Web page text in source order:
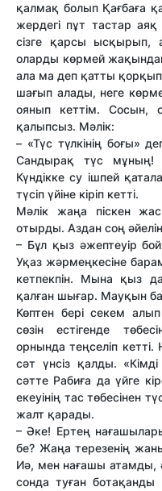
қалмақ болып Қағбаға
жердегі пұт тастар
сізге қарсы ысқырып,
оларды көрмей
ала ма деп қатты
шағып алады, неге
оянып кеттім. Сосын,
қалыпсыз. Мәлік:
– «Түс түлкінің боғы»
Сандырақ түс мұның!
Күндікке су ішпей
түсіп үйіне кіріп кетті.
Мәлік жаңа піскен жас
отырды. Аздан соң
– Бұл қыз әжептеуір
Уқаз жәрмеңкесіне
кетпекпін. Мына қыз
қалған шығар. Мауқын
Көптен бері секем
сөзін естігенде
орнында теңселіп кетті.
сәт үнсіз қалды.
сәтте Рабиға да үйге
екеуінің тас төбесінен
жалт қарады.
– Әке! Ертең
бе? Жаңа терезенің
Иә, мен нағашы атамды,
сонда туған